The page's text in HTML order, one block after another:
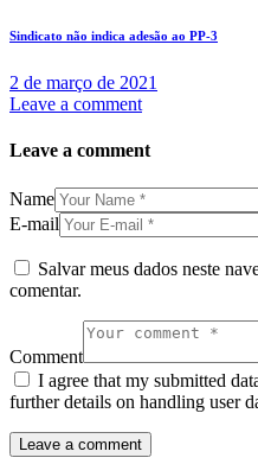
Sindicato não indica adesão ao PP-3
2 de março de 2021
Leave a comment
Leave a comment
Name
E-mail
Salvar meus dados neste
comentar.
Comment
I agree that my submitted
further details on handling user